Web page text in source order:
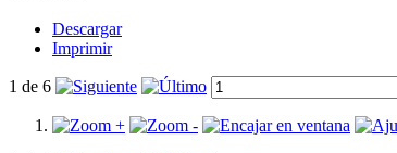
Descargar
Imprimir
1 de 6